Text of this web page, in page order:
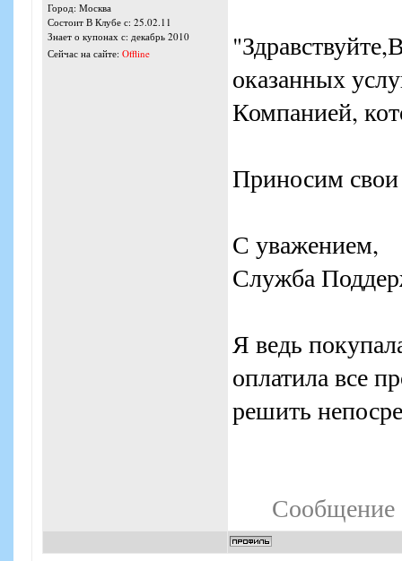
Город: Москва
Состоит В Клубе с: 25.02.11
Знает о купонах с: декабрь 2010
Сейчас на сайте: Offline
оказанных
Компанией,
Приносим свои
С уважением,
Служба
Я ведь
оплатила все
решить
Сообщение